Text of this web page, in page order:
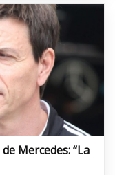
Mercedes: “La